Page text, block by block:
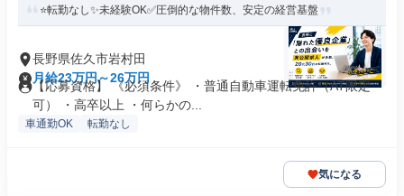
⭐転勤なし✨未経験OK✅圧倒的な物件数、安定の経営基盤
長野県佐久市岩村田
月給23万円～26万円
【応募資格】 《必須条件》 ・普通自動車運転免許（AT限定
可） ・高卒以上 ・何らかの...
車通勤OK 転勤なし
気になる